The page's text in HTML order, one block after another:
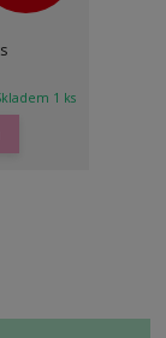
1 ks